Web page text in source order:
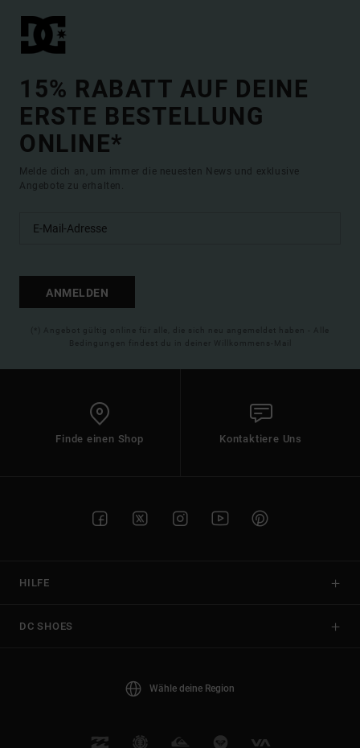
15% RABATT AUF DEINE
ERSTE BESTELLUNG
ONLINE*
Melde dich an, um immer die neuesten News und exklusive
Angebote zu erhalten.
ANMELDEN
(*) Angebot gültig online für alle, die sich neu angemeldet haben - Alle
Bedingungen findest du in deiner Willkommens-Mail
Finde einen Shop Kontaktiere Uns
HILFE
DC SHOES
Wähle deine Region